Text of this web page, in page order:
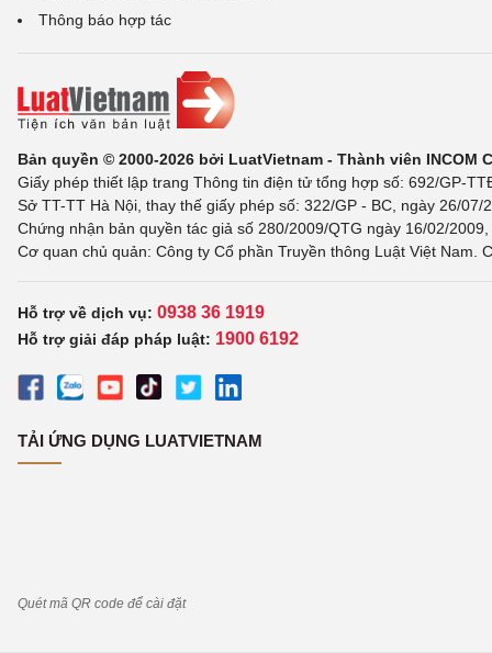
Thông báo hợp tác
Bản quyền © 2000-2026 bởi LuatVietnam - Thành viên INCOM
Giấy phép thiết lập trang Thông tin điện tử tổng hợp số: 692/GP-
Sở TT-TT Hà Nội, thay thế giấy phép số: 322/GP - BC, ngày 26/
Chứng nhận bản quyền tác giả số 280/2009/QTG ngày 16/02/
Cơ quan chủ quản: Công ty Cổ phần Truyền thông Luật Việt Nam.
Hỗ trợ về dịch vụ: 0938 36 1919
Hỗ trợ giải đáp pháp luật: 1900 6192
TẢI ỨNG DỤNG LUATVIETNAM
Quét mã QR code để cài đặt